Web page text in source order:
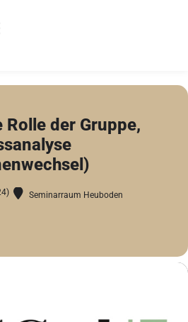
Rolle der Gruppe,
Seminarraum Heuboden